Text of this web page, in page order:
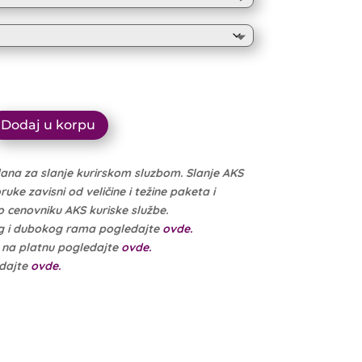
17.000 рсд
through
16.150 рсд
Dodaj u korpu
za slanje kurirskom sluzbom. Slanje AKS
zavisni od veličine i težine paketa i
AKS kuriske službe.
i dubokog rama pogledajte ovde.
na platnu pogledajte ovde.
ovde.